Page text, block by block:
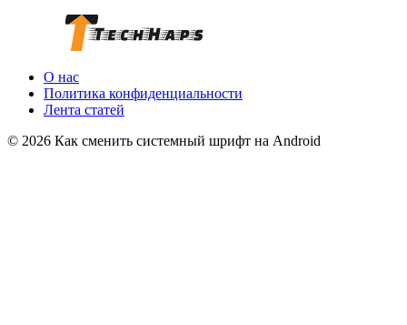
О нас
Политика конфиденциальности
Лента статей
© 2026 Как сменить системный шрифт на Android